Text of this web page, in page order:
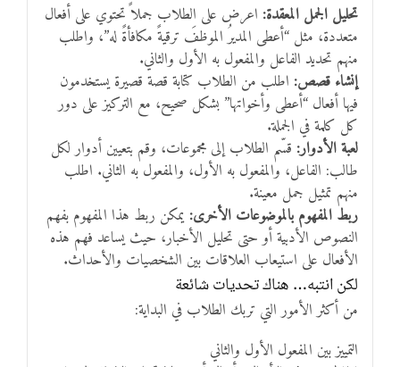
تحليل الجمل المعقدة: اعرض على الطلاب جملاً تحتوي على أفعال
متعددة، مثل “أعطى المديرُ الموظفَ ترقيةً مكافأةً له”، واطلب
منهم تحديد الفاعل والمفعول به الأول والثاني.
إنشاء قصص: اطلب من الطلاب كتابة قصة قصيرة يستخدمون
فيها أفعال “أعطى وأخواتها” بشكل صحيح، مع التركيز على دور
كل كلمة في الجملة.
لعبة الأدوار: قسّم الطلاب إلى مجموعات، وقم بتعيين أدوار لكل
طالب: الفاعل، والمفعول به الأول، والمفعول به الثاني. اطلب
منهم تمثيل جمل معينة.
ربط المفهوم بالموضوعات الأخرى: يمكن ربط هذا المفهوم بفهم
النصوص الأدبية أو حتى تحليل الأخبار، حيث يساعد فهم هذه
الأفعال على استيعاب العلاقات بين الشخصيات والأحداث.
لكن انتبه… هناك تحديات شائعة
من أكثر الأمور التي تربك الطلاب في البداية:
التمييز بين المفعول الأول والثاني